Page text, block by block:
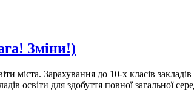
Зміни!)
міста. Зарахування до 10-х класів
освіти для здобуття повної загальної